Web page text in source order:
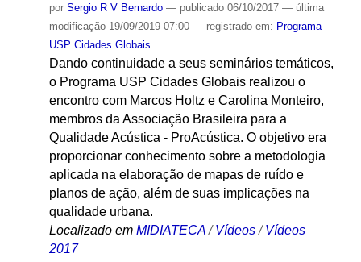
por Sergio R V Bernardo — publicado06/10/2017 — última
modificação19/09/2019 07:00 — registrado em: Programa
USP Cidades Globais
Dando continuidade a seus seminários temáticos,
o Programa USP Cidades Globais realizou o
encontro com Marcos Holtz e Carolina Monteiro,
membros da Associação Brasileira para a
Qualidade Acústica - ProAcústica. O objetivo era
proporcionar conhecimento sobre a metodologia
aplicada na elaboração de mapas de ruído e
planos de ação, além de suas implicações na
qualidade urbana.
Localizado em MIDIATECA /Vídeos /Vídeos
2017